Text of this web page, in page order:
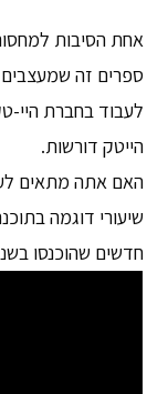
אחת הסיבות
ספרים זה שמעצבים
לעבוד בחברת
הייטק דורשות.
האם אתה מתאים
חדשים שהוכנסו בשנת 2024 לשימוש מעצבים גרפיים